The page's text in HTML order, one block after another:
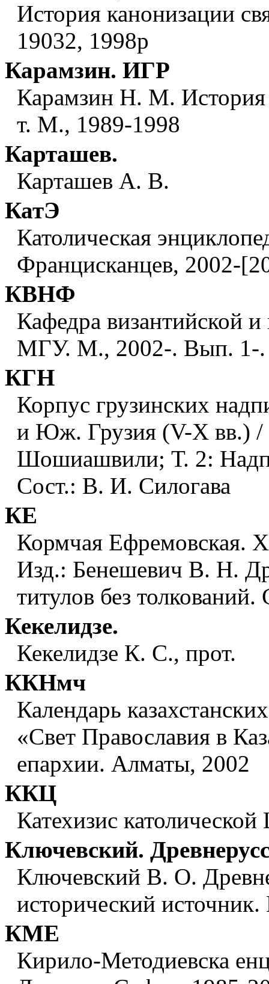
История канонизации
19032, 1998р
Карамзин. ИГР
Карамзин Н. М. История
т. М., 1989-1998
Карташев.
Карташев А. В.
КатЭ
Католическая
Францисканцев, 2002-
КВНФ
Кафедра византийской
МГУ. М., 2002-. Вып. 1-.
КГН
Корпус грузинских
и Юж. Грузия (V-Х вв.) /
Шошиашвили; Т. 2:
Сост.: В. И. Силогава
КЕ
Кормчая
Изд.: Бенешевич В. Н.
титулов без
Кекелидзе.
Кекелидзе К. С., прот.
ККНмч
Календарь
«Свет Православия в
епархии. Алматы, 2002
ККЦ
Катехизис
Ключевский.
Ключевский В. О.
исторический
КМЕ
Кирило-Методиевска